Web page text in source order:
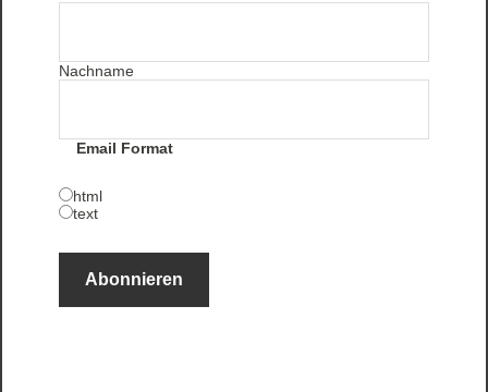
Nachname
Email Format
html
text